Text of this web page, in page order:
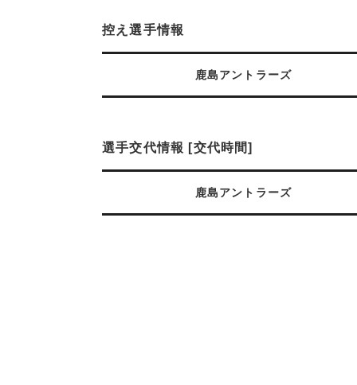
控え選手情報
鹿島アントラーズ
選手交代情報 [交代時間]
鹿島アントラーズ